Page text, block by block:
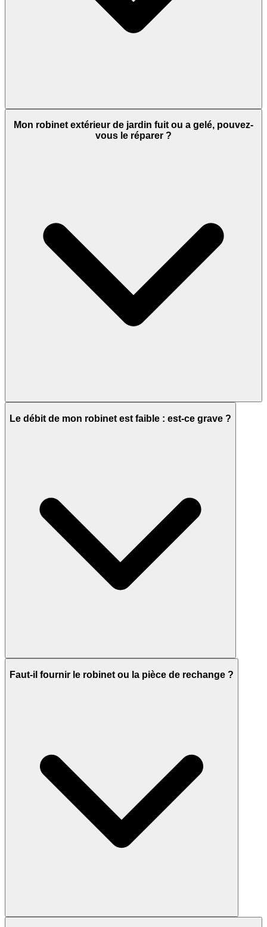
Mon robinet extérieur de jardin fuit ou a gelé, pouvez-
vous le réparer ?
Le débit de mon robinet est faible : est-ce grave ?
Faut-il fournir le robinet ou la pièce de rechange ?